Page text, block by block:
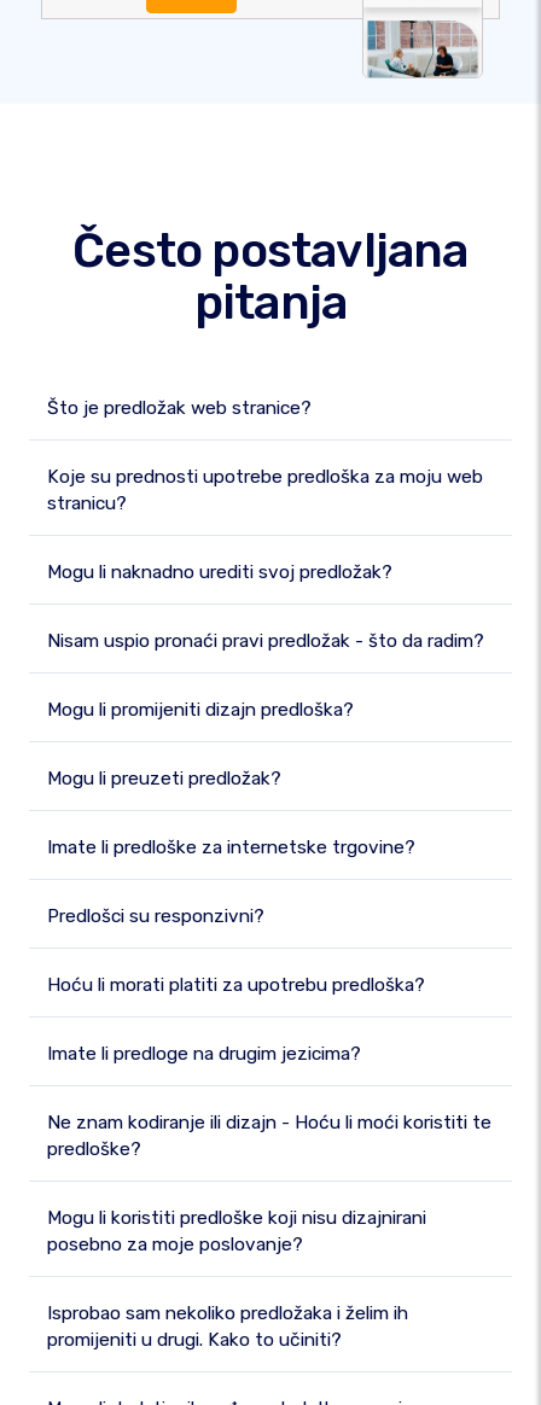
Često postavljana
pitanja
Što je predložak web stranice?
Koje su prednosti upotrebe predloška za moju web
stranicu?
Mogu li naknadno urediti svoj predložak?
Nisam uspio pronaći pravi predložak - što da radim?
Mogu li promijeniti dizajn predloška?
Mogu li preuzeti predložak?
Imate li predloške za internetske trgovine?
Predlošci su responzivni?
Hoću li morati platiti za upotrebu predloška?
Imate li predloge na drugim jezicima?
Ne znam kodiranje ili dizajn - Hoću li moći koristiti te
predloške?
Mogu li koristiti predloške koji nisu dizajnirani
posebno za moje poslovanje?
Isprobao sam nekoliko predložaka i želim ih
promijeniti u drugi. Kako to učiniti?